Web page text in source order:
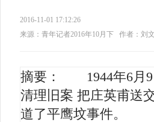
2016-11-01 17:12:26
来源：青年记者2016年10月下
作者：刘
摘要： 1944年6月9
清理旧案 把庄英甫送
道了平鹰坟事件。